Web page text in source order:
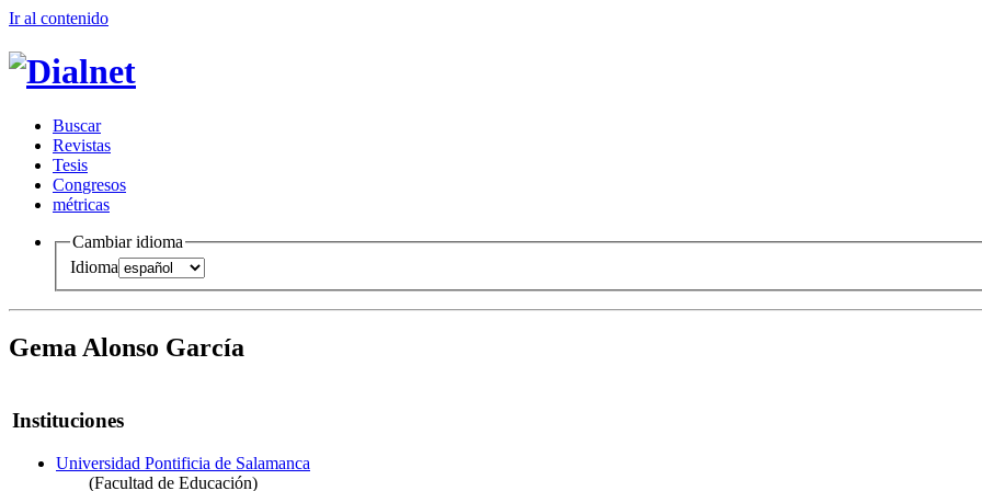
Ir al contenido
Buscar
Revistas
Tesis
Congresos
métricas
Cambiar idioma
Idioma
Gema Alonso García
Instituciones
Universidad Pontificia de Salamanca
(Facultad de Educación)